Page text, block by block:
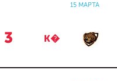
15 МАРТА
3 К�